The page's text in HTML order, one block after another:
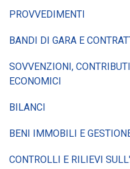
PROVVEDIMENTI
BANDI DI GARA E
SOVVENZIONI,
ECONOMICI
BILANCI
BENI IMMOBILI E
CONTROLLI E RILIEVI